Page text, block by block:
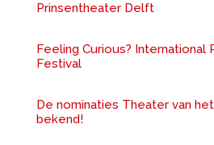
Prinsentheater Delft
Feeling Curious? International
Festival
De nominaties Theater van het
bekend!